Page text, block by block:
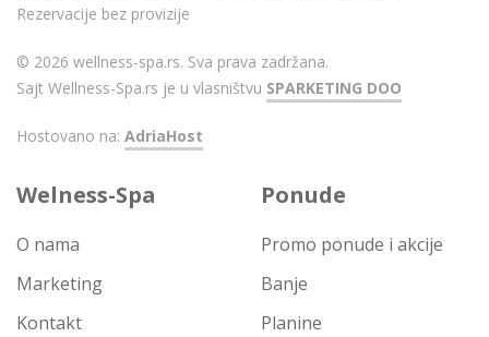
Rezervacije bez provizije
© 2026 wellness-spa.rs. Sva prava zadržana.
Sajt Wellness-Spa.rs je u vlasništvu SPARKETING DOO
Hostovano na: AdriaHost
Welness-Spa
O nama
Marketing
Kontakt
Ponude
Promo ponude i akcije
Banje
Planine